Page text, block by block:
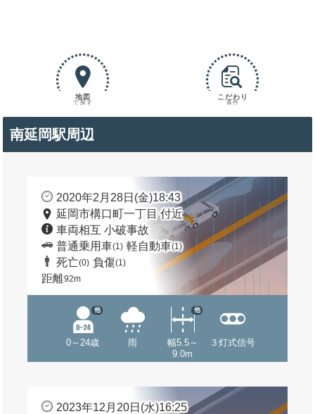
地図
で探す
こだわり
条件
南延岡駅周辺
2020年2月28日(金)18:43
延岡市構口町一丁目 付近
車両相互 小破事故
普通乗用車(1) 軽自動車(1)
死亡(0) 負傷(1)
距離92m
0～24歳
他
雨
幅5.5～
9.0m
他
３灯式信号
2023年12月20日(水)16:25